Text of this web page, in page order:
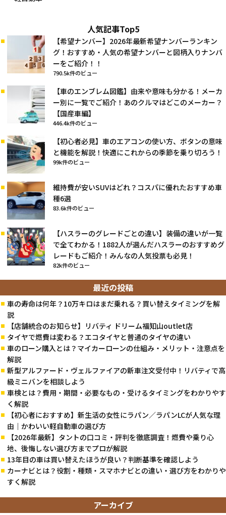
人気記事Top5
【希望ナンバー】2026年最新希望ナンバーランキン
グ！おすすめ・人気の希望ナンバーと図柄入りナンバ
ーをご紹介！！
790.5k件のビュー
【車のエンブレム図鑑】由来や意味も分かる！メーカ
ー別に一覧でご紹介！あのクルマはどこのメーカー？
【国産車編】
446.4k件のビュー
【初心者必見】車のエアコンの使い方、ボタンの意味
と機能を解説！快適にこれからの季節を乗り切ろう！
99k件のビュー
維持費が安いSUVはどれ？コスパに優れたおすすめ車
種6選
83.6k件のビュー
【ハスラーのグレードごとの違い】装備の違いが一覧
で全てわかる！1882人が選んだハスラーのおすすめグ
レードもご紹介！みんなの人気投票も必見！
82k件のビュー
最近の投稿
車の寿命は何年？10万キロはまだ乗れる？買い替えタイミングを解
説
【店舗統合のお知らせ】リバティ ドリーム福知山outlet店
タイヤで燃費は変わる？エコタイヤと普通のタイヤの違い
車のローン購入とは？マイカーローンの仕組み・メリット・注意点を
解説
新型アルファード・ヴェルファイアの新車注文受付中！リバティで高
級ミニバンを相談しよう
車検とは？費用・期間・必要なもの・受けるタイミングをわかりやす
く解説
【初心者におすすめ】新生活の女性にラパン／ラパンLCが人気な理
由｜かわいい軽自動車の選び方
【2026年最新】タントの口コミ・評判を徹底調査！燃費や乗り心
地、後悔しない選び方までプロが解説
13年目の車は買い替えたほうが良い？判断基準を確認しよう
カーナビとは？役割・種類・スマホナビとの違い・選び方をわかりや
すく解説
アーカイブ